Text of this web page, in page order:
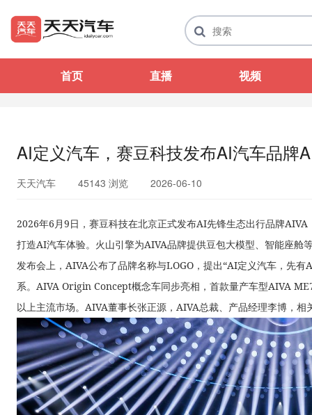
首页 直播 视频
AI定义汽车，赛豆科技发布AI汽车品牌
天天汽车 45143 浏览 2026-06-10
2026年6月9日，赛豆科技在北京正式发布AI先锋生态出行品牌
打造AI汽车体验。火山引擎为AIVA品牌提供豆包大模型、智能座舱
发布会上，AIVA公布了品牌名称与LOGO，提出“AI定义汽车，先
系。AIVA Origin Concept概念车同步亮相，首款量产车型AIVA
以上主流市场。AIVA董事长张正源，AIVA总裁、产品经理李博，